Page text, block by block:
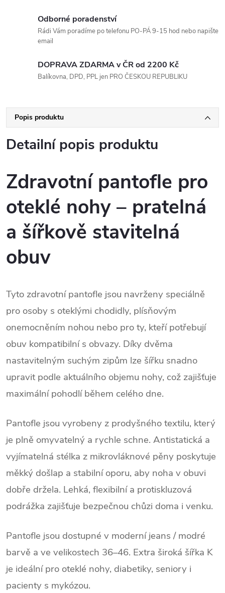
Odborné poradenství
Rádi Vám poradíme po telefonu PO-PÁ 9-15 hod nebo napište
email
DOPRAVA ZDARMA v ČR od 2200 Kč
Balíkovna, DPD, PPL jen PRO ČESKOU REPUBLIKU
Popis produktu
Detailní popis produktu
Zdravotní pantofle pro
oteklé nohy – pratelná
a šířkově stavitelná
obuv
Tyto zdravotní pantofle jsou navrženy speciálně
pro osoby s oteklými chodidly, plísňovým
onemocněním nohou nebo pro ty, kteří potřebují
obuv kompatibilní s obvazy. Díky dvěma
nastavitelným suchým zipům lze šířku snadno
upravit podle aktuálního objemu nohy, což zajišťuje
maximální pohodlí během celého dne.
Pantofle jsou vyrobeny z prodyšného textilu, který
je plně omyvatelný a rychle schne. Antistatická a
vyjímatelná stélka z mikrovláknové pěny poskytuje
měkký došlap a stabilní oporu, aby noha v obuvi
dobře držela. Lehká, flexibilní a protiskluzová
podrážka zajišťuje bezpečnou chůzi doma i venku.
Pantofle jsou dostupné v moderní jeans / modré
barvě a ve velikostech 36–46. Extra široká šířka K
je ideální pro oteklé nohy, diabetiky, seniory i
pacienty s mykózou.